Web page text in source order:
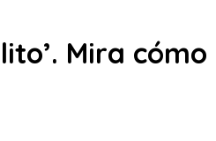
Mira cómo